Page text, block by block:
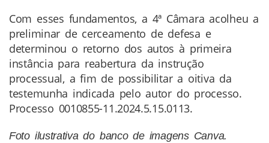
Com esses fundamentos, a 4ª Câmara acolheu a
preliminar de cerceamento de defesa e
determinou o retorno dos autos à primeira
instância para reabertura da instrução
processual, a fim de possibilitar a oitiva da
testemunha indicada pelo autor do processo.
Processo 0010855-11.2024.5.15.0113.
Foto ilustrativa do banco de imagens Canva.